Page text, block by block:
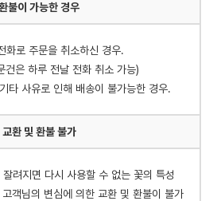
불이 가능한 경우
화로 주문을 취소하신 경우.
건은 하루 전날 전화 취소 가능)
타 사유로 인해 배송이 불가능한 경우.
교환 및 환불 불가
려지면 다시 사용할 수 없는 꽃의 특성
객님의 변심에 의한 교환 및 환불이 불가